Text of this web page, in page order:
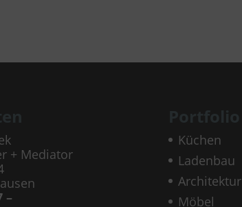
+ Mediator
–
Küchen
Ladenbau
Architektur
Möbel